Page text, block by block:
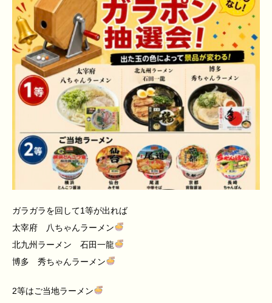
ガラガラを回して1等が出れば
太宰府 八ちゃんラーメン
北九州ラーメン 石田一龍
博多 秀ちゃんラーメン
2等はご当地ラーメン